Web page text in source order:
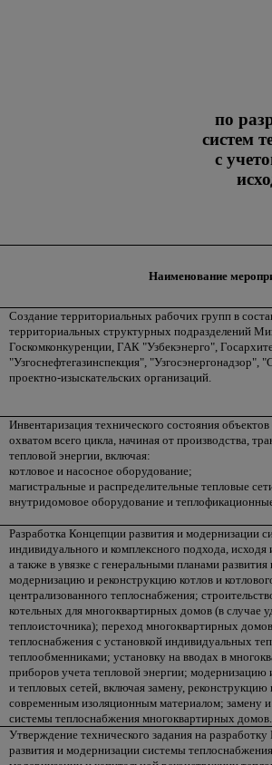
по
систем
с
Наименование
Создание территориальных рабочих групп в
территориальных структурных подразделений
Госкомконкуренции, ГАК "Узбекэнерго",
"Узгоснефтегазинспекция", "Узгосэнергонадзор",
проектно-изыскательских организаций.
Инвентаризация технического состояния
охватом всего цикла, начиная от производства,
тепловой энергии, включая:
котловое и насосное оборудование;
магистральные и распределительные тепловые
внутридомовое оборудование и
Разработка Концепции развития и модернизации
индивидуального и комплексного подхода,
а также в увязке с генеральными планами
модернизацию и реконструкцию котлов и
централизованного теплоснабжения;
котельных для многоквартирных домов (в случае
теплоисточника); переход многоквартирных
теплоснабжения с установкой индивидуальных
теплообменниками; установку на вводах в
приборов учета тепловой энергии; модернизацию
и тепловых сетей, включая замену,
современным изоляционным материалом; замену
системы теплоснабжения многоквартирных домов.
Утверждение технического задания на
развития и модернизации системы